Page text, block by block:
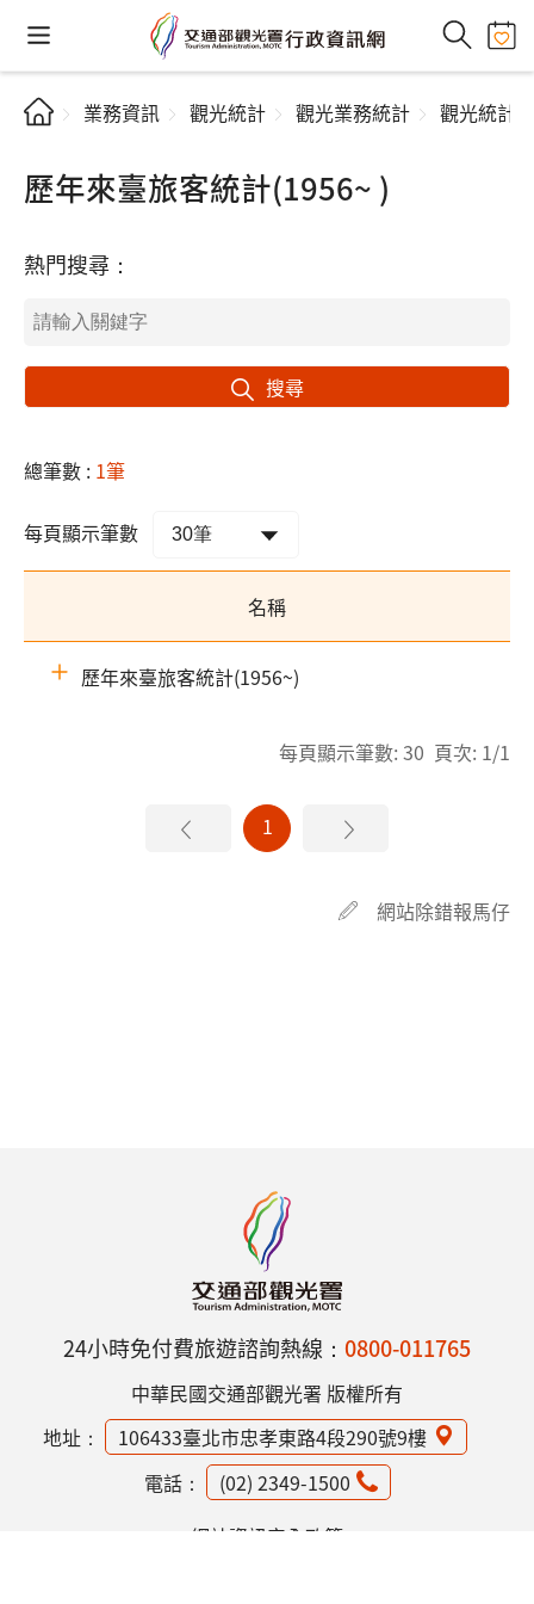
業務資訊 觀光統計 觀光業務統計 觀光統計
歷年來臺旅客統計(1956~ )
熱門搜尋：
搜尋
總筆數 : 1筆
每頁顯示筆數
名稱
歷年來臺旅客統計(1956~)
每頁顯示筆數: 30 頁次: 1/1
1
網站除錯報馬仔
24小時免付費旅遊諮詢熱線： 0800-011765
中華民國交通部觀光署 版權所有
地址：
106433臺北市忠孝東路4段290號9樓
電話：
(02) 2349-1500
網站資訊安全政策